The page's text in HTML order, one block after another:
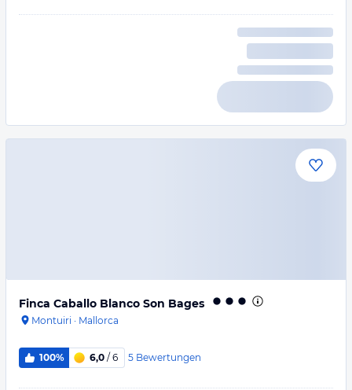
Finca Caballo Blanco Son Bages
Montuiri · Mallorca
100% 6,0 / 6 5 Bewertungen